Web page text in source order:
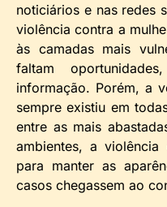
noticiários e nas redes
violência contra a
às camadas mais
faltam
informação. Porém, a
sempre existiu em
entre as mais
ambientes, a violência
para manter as
casos chegassem ao